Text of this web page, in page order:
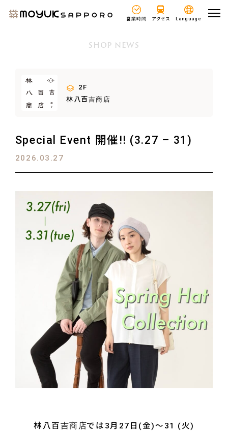
営業時間 アクセス Language
SHOP NEWS
Special Event 開催!! (3.27 – 31)
2026.03.27
2F
林八百吉商店
林八百吉商店では3月27日(金)～31 (火)